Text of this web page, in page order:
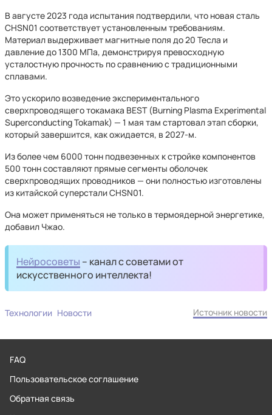
В августе 2023 года испытания подтвердили, что новая сталь
CHSN01 соответствует установленным требованиям.
Материал выдерживает магнитные поля до 20 Тесла и
давление до 1300 МПа, демонстрируя превосходную
усталостную прочность по сравнению с традиционными
сплавами.
Это ускорило возведение экспериментального
сверхпроводящего токамака BEST (Burning Plasma Experimental
Superconducting Tokamak) — 1 мая там стартовал этап сборки,
который завершится, как ожидается, в 2027-м.
Из более чем 6000 тонн подвезенных к стройке компонентов
500 тонн составляют прямые сегменты оболочек
сверхпроводящих проводников — они полностью изготовлены
из китайской суперстали CHSN01.
Она может применяться не только в термоядерной энергетике,
добавил Чжао.
Нейросоветы – канал с советами от
искусственного интеллекта!
Технологии Новости Источник новости
FAQ
Пользовательское соглашение
Обратная связь